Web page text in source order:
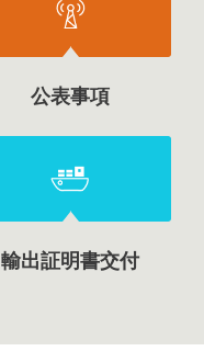
公表事項
輸出証明書交付